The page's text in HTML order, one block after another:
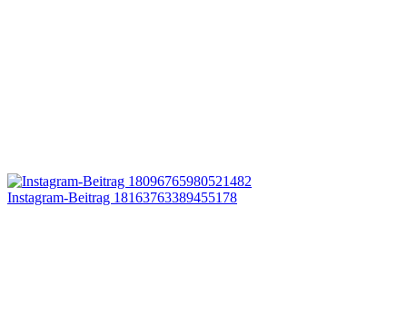
Instagram-Beitrag 18163763389455178